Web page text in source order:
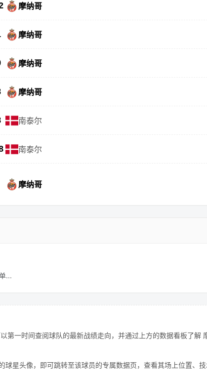
摩纳哥
摩纳哥
摩纳哥
摩纳哥
南泰尔
南泰尔
摩纳哥
...
第一时间查阅球队的最新战绩走向，并通过上方的数据看板了解
球星头像，即可跳转至该球员的专属数据页，查看其场上位置、